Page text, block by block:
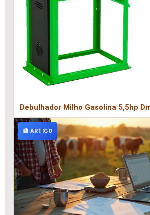
Debulhador Milho Gasolina 5,5hp
📰 ARTIGO